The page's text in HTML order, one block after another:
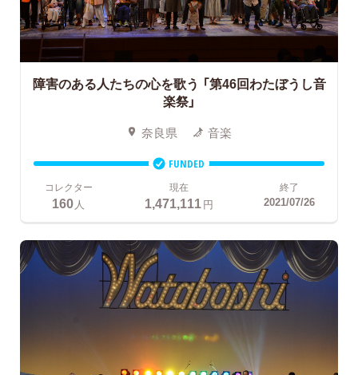
障害のある人たちの心を歌う 「第46回わたぼうし音
楽祭」
奈良県 音楽
FUNDED
コレクター
160人
現在
1,471,111円
終了
2021/07/26